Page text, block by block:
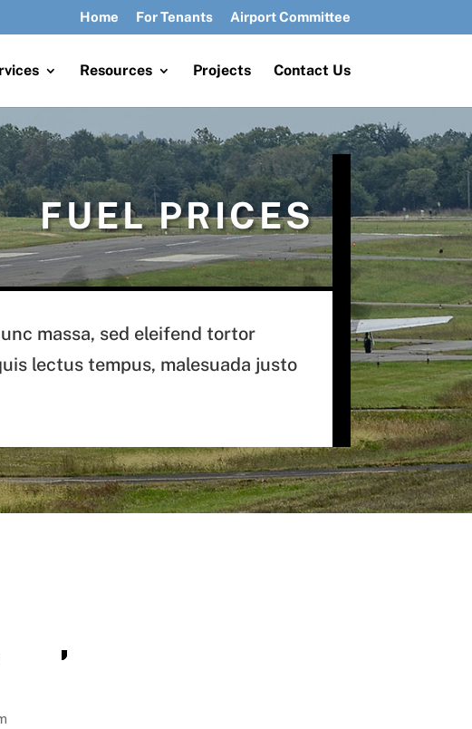
Home For Tenants Airport Committee
Resources Projects Contact Us
FUEL PRICES
massa, sed eleifend tortor
lectus tempus, malesuada justo